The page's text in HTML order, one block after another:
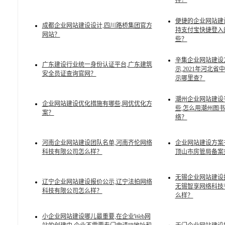
成都企业网站建设设计,四川路桥集团官方
网站？
便捷的企业网站建
持支付宝快捷登入
些？
广东建设行业统一身份认证平台,广东建筑
安全员证查询官网？
辛集企业网站建设
示,2021年河北省
示哪里查？
企业网站建设优化措施有哪些,网优优化方
案？
潮州企业网站建设
些,怎么用潮州图
络？
河南企业网站建设团队名单,河南齐伦网络
科技有限公司怎么样？
企业网站建设方案
顶山市房管局备
辽宁企业网站建设报价公示,辽宁法拍网络
科技有限公司怎么样？
无锡企业网站建设
无锡智享网络科技
么样？
小企业网站建设哪儿最重要,在企业Web网